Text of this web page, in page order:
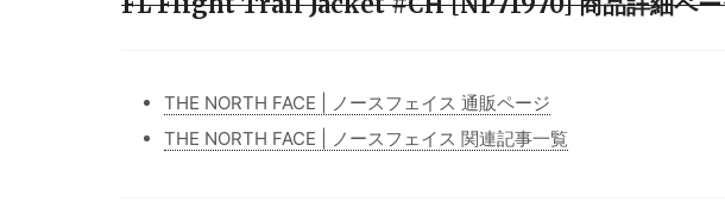
THE NORTH FACE | ノースフェイス 通販ページ
THE NORTH FACE | ノースフェイス 関連記事一覧